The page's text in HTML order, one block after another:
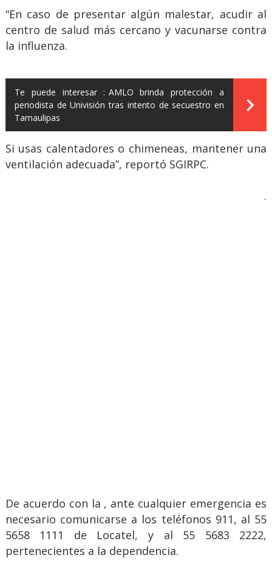
“En caso de presentar algún malestar, acudir al
centro de salud más cercano y vacunarse contra
la influenza.
Te puede interesar : AMLO brinda protección a
periodista de Univisión tras intento de secuestro en
Tamaulipas
Si usas calentadores o chimeneas, mantener una
ventilación adecuada”, reportó SGIRPC.
.
De acuerdo con la , ante cualquier emergencia es
necesario comunicarse a los teléfonos 911, al 55
5658 1111 de Locatel, y al 55 5683 2222,
pertenecientes a la dependencia.